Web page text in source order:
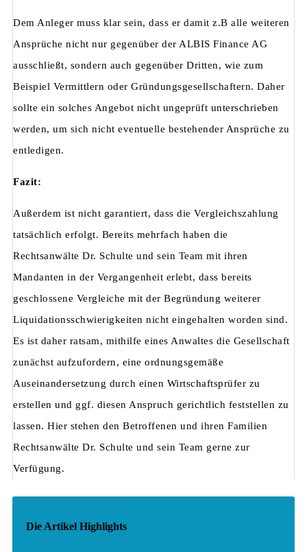
Dem Anleger muss klar sein, dass er damit z.B alle weiteren
Ansprüche nicht nur gegenüber der ALBIS Finance AG
ausschließt, sondern auch gegenüber Dritten, wie zum
Beispiel Vermittlern oder Gründungsgesellschaftern. Daher
sollte ein solches Angebot nicht ungeprüft unterschrieben
werden, um sich nicht eventuelle bestehender Ansprüche zu
entledigen.
Fazit:
Außerdem ist nicht garantiert, dass die Vergleichszahlung
tatsächlich erfolgt. Bereits mehrfach haben die
Rechtsanwälte Dr. Schulte und sein Team mit ihren
Mandanten in der Vergangenheit erlebt, dass bereits
geschlossene Vergleiche mit der Begründung weiterer
Liquidationsschwierigkeiten nicht eingehalten worden sind.
Es ist daher ratsam, mithilfe eines Anwaltes die Gesellschaft
zunächst aufzufordern, eine ordnungsgemäße
Auseinandersetzung durch einen Wirtschaftsprüfer zu
erstellen und ggf. diesen Anspruch gerichtlich feststellen zu
lassen. Hier stehen den Betroffenen und ihren Familien
Rechtsanwälte Dr. Schulte und sein Team gerne zur
Verfügung.
Die Artikel Highlights